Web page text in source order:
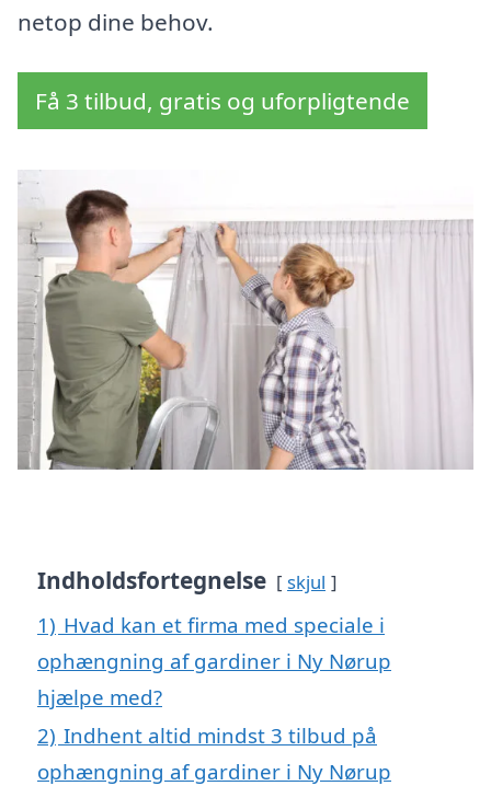
netop dine behov.
Få 3 tilbud, gratis og uforpligtende
Indholdsfortegnelse skjul
1) Hvad kan et firma med speciale i
ophængning af gardiner i Ny Nørup
hjælpe med?
2) Indhent altid mindst 3 tilbud på
ophængning af gardiner i Ny Nørup